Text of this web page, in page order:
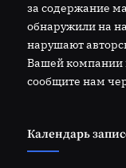
за содержание
обнаружили на
нарушают
Вашей компании
сообщите нам
Календарь